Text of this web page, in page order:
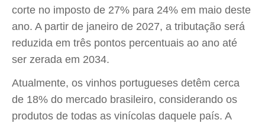
corte no imposto de 27% para 24% em maio deste
ano. A partir de janeiro de 2027, a tributação será
reduzida em três pontos percentuais ao ano até
ser zerada em 2034.
Atualmente, os vinhos portugueses detêm cerca
de 18% do mercado brasileiro, considerando os
produtos de todas as vinícolas daquele país. A